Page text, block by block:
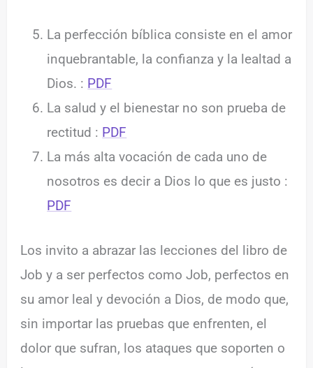
La perfección bíblica consiste en el amor
inquebrantable, la confianza y la lealtad a
Dios. : PDF
La salud y el bienestar no son prueba de
rectitud : PDF
La más alta vocación de cada uno de
nosotros es decir a Dios lo que es justo :
PDF
Los invito a abrazar las lecciones del libro de
Job y a ser perfectos como Job, perfectos en
su amor leal y devoción a Dios, de modo que,
sin importar las pruebas que enfrenten, el
dolor que sufran, los ataques que soporten o